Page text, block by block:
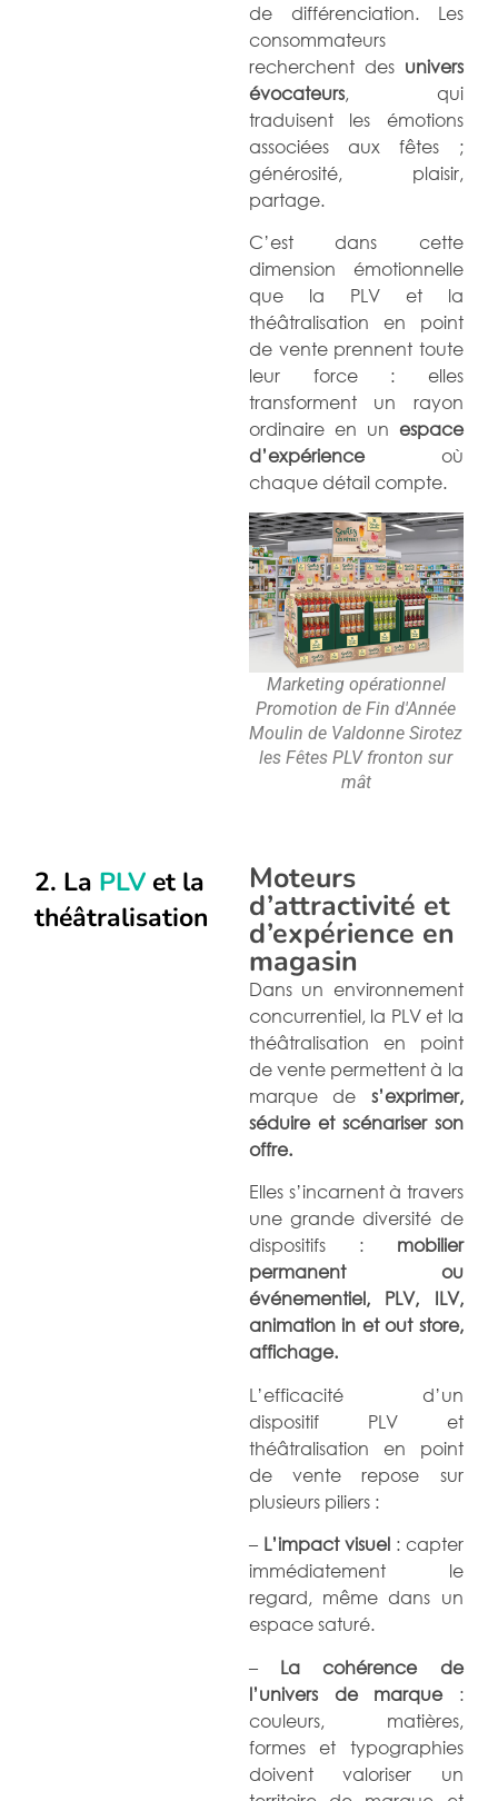
de différenciation. Les
consommateurs
recherchent des univers
évocateurs, qui
traduisent les émotions
associées aux fêtes ;
générosité, plaisir,
partage.
C’est dans cette
dimension émotionnelle
que la PLV et la
théâtralisation en point
de vente prennent toute
leur force : elles
transforment un rayon
ordinaire en un espace
d’expérienceoù
chaque détail compte.
Marketing opérationnel
Promotion de Fin d'Année
Moulin de Valdonne Sirotez
les Fêtes PLV fronton sur
mât
2. La PLVet la
théâtralisation
Moteurs
d’attractivité et
d’expérience en
magasin
Dans un environnement
concurrentiel, la PLV et la
théâtralisation en point
de vente permettent à la
marque de s’exprimer,
séduire et scénariser son
offre.
Elles s’incarnent à travers
une grande diversité de
dispositifs : mobilier
permanent ou
événementiel, PLV, ILV,
animation in et out store,
affichage.
L’efficacité d’un
dispositif PLV et
théâtralisation en point
de vente repose sur
plusieurs piliers :
– L’impact visuel: capter
immédiatement le
regard, même dans un
espace saturé.
– La cohérence de
l’univers de marque:
couleurs, matières,
formes et typographies
doivent valoriser un